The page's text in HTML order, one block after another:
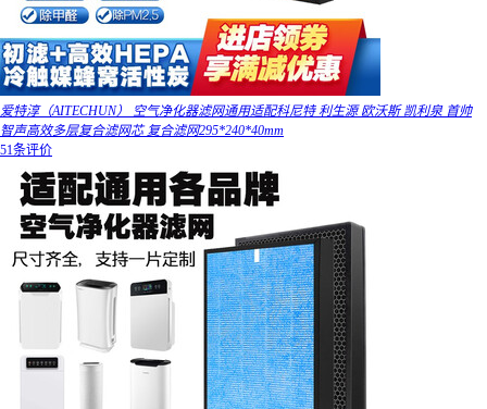
爱特淳（AITECHUN） 空气净化器滤网通用适配科尼特 利生源 欧沃斯 凯利泉 首帅
智声高效多层复合滤网芯 复合滤网295*240*40mm
51条评价